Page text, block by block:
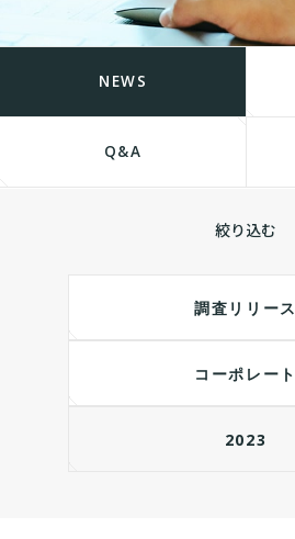
NEWS
Q&A
絞り込む
調査リリース
コーポレート
2023